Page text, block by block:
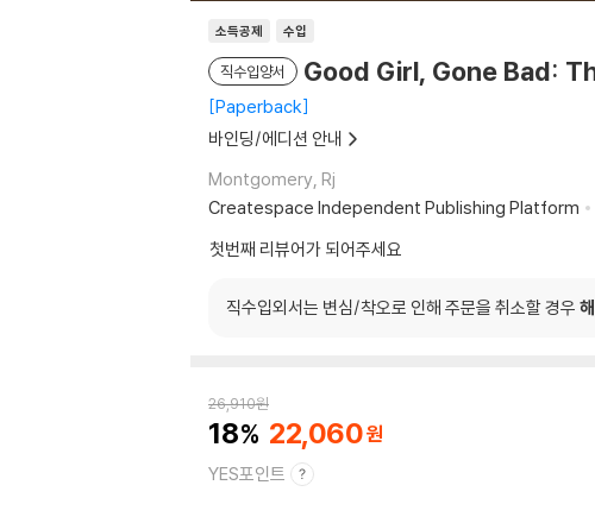
소득공제 수입
직수입양서 Good Girl, Gone Bad:
Paperback
바인딩/에디션 안내
Montgomery, Rj
Createspace Independent Publishing Platform
첫번째 리뷰어가 되어주세요
직수입외서는 변심/착오로 인해 주문을 취소할 경우
26,910원
18 22,060
YES포인트